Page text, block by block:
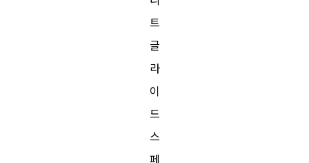
트
글
라
이
드
스
페